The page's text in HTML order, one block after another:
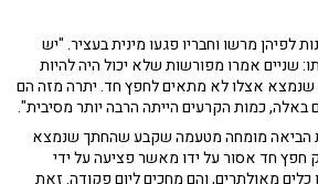
מרשו וחבריו פגעו מינית בעציר. "יש
שניים אמרו מפורשות שלא יכול היה להיות
אצלו לא מתאים לחפץ חד. יתרה מזה הם
כמות הקרעים הייתה הרבה יותר מסיבית".
הביאה מומחה מטעמה שקבע שהחתך שנמצא
חפץ חד אסור על ידו מאשר פציעה על ידי